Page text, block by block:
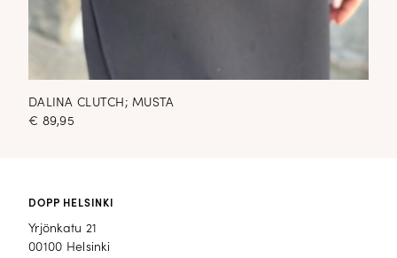
DALINA CLUTCH; MUSTA
€ 89,95
DOPP HELSINKI
Yrjönkatu 21
00100 Helsinki